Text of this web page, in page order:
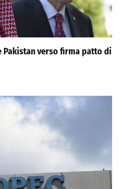
Pakistan verso firma patto di